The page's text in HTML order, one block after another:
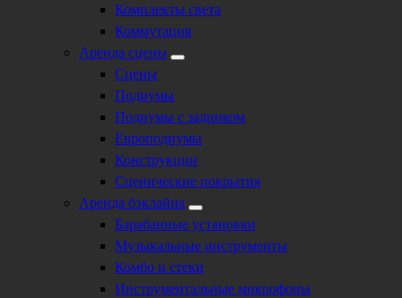
Комплекты света
Коммутация
Аренда сцены
Сцены
Подиумы
Подиумы с задником
Европодиумы
Конструкции
Сценические покрытия
Аренда бэклайна
Барабанные установки
Музыкальные инструменты
Комбо и стеки
Инструментальные микрофоны